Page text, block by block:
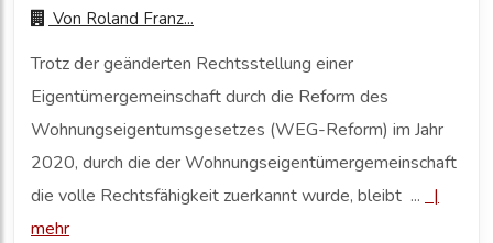
Von Roland Franz...
Trotz der geänderten Rechtsstellung einer
Eigentümergemeinschaft durch die Reform des
Wohnungseigentumsgesetzes (WEG-Reform) im Jahr
2020, durch die der Wohnungseigentümergemeinschaft
die volle Rechtsfähigkeit zuerkannt wurde, bleibt ...
|
mehr